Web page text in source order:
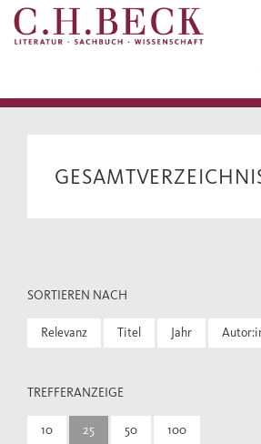
SORTIEREN NACH
Relevanz Titel Jahr
TREFFERANZEIGE
10 25 50 100